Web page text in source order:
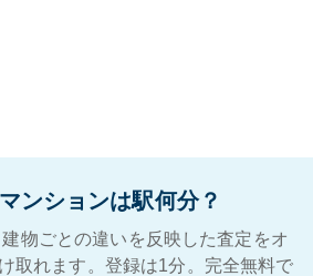
ンションは駅何分？
物ごとの違いを反映した査定をオ
取れます。登録は1分。完全無料で